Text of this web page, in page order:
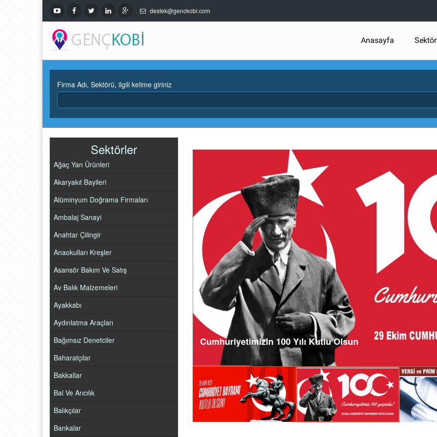
destek@genckobi.com
Anasayfa
Firma Adı, Sektörü, ilgili kelime giriniz
Sektörler
Ağaç Yan Ürünleri
Akaryakıt Bayileri
Alüminyum Doğrama Firmaları
Ambalaj Sanayi
Anahtar Çilingir
Anaokulları Kreşler
Asansör Bakım Ve Satış
Av Balık Malzemeleri
Ayakkabı
Aydınlatma Araçları
Bağımsız Denetciler
Baharatçılar
Bakkallar
Bal Ve Arıcılık
Balıkçılar
Bankalar
Cumhuriyetimizin 100 Yılı Kutlu Olsun